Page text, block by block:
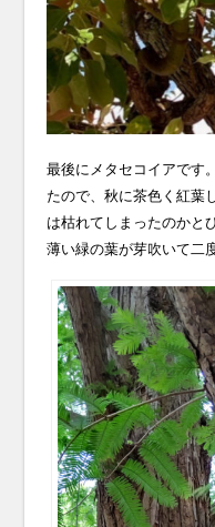
最後にメタセコイアです
たので、秋に茶色く紅葉
は枯れてしまったのかと
薄い緑の葉が芽吹いて二